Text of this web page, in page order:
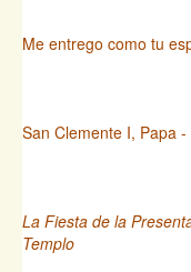
Me entrego como tu
San Clemente I, Papa
La Fiesta de la
Templo